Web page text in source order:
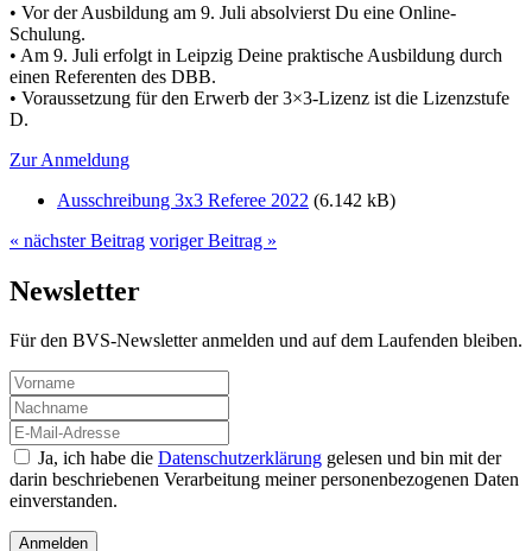
• Vor der Ausbildung am 9. Juli absolvierst Du eine Online-
Schulung.
• Am 9. Juli erfolgt in Leipzig Deine praktische Ausbildung durch
einen Referenten des DBB.
• Voraussetzung für den Erwerb der 3×3-Lizenz ist die Lizenzstufe
D.
Zur Anmeldung
Ausschreibung 3x3 Referee 2022 (6.142 kB)
« nächster Beitrag voriger Beitrag »
Newsletter
Für den BVS-Newsletter anmelden und auf dem Laufenden bleiben.
Ja, ich habe die Datenschutzerklärung gelesen und bin mit der
darin beschriebenen Verarbeitung meiner personenbezogenen Daten
einverstanden.